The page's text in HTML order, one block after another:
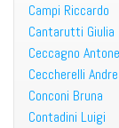
Campi Riccardo
Cantarutti Giulia
Ceccagno
Ceccherelli
Conconi Bruna
Contadini Luigi